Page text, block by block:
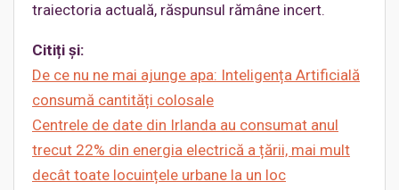
traiectoria actuală, răspunsul rămâne incert.
Citiți și:
De ce nu ne mai ajunge apa: Inteligența Artificială
consumă cantități colosale
Centrele de date din Irlanda au consumat anul
trecut 22% din energia electrică a țării, mai mult
decât toate locuințele urbane la un loc